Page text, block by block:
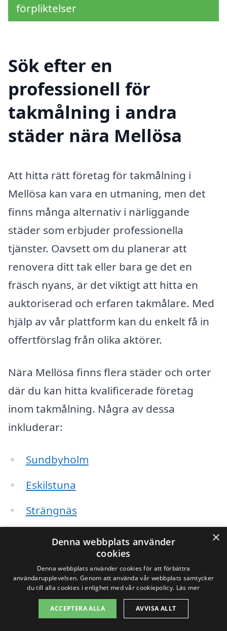
förpliktelser
Sök efter en
professionell för
takmålning i andra
städer nära Mellösa
Att hitta rätt företag för takmålning i
Mellösa kan vara en utmaning, men det
finns många alternativ i närliggande
städer som erbjuder professionella
tjänster. Oavsett om du planerar att
renovera ditt tak eller bara ge det en
fräsch nyans, är det viktigt att hitta en
auktoriserad och erfaren takmålare. Med
hjälp av vår plattform kan du enkelt få in
offertförslag från olika aktörer.
Nära Mellösa finns flera städer och orter
där du kan hitta kvalificerade företag
inom takmålning. Några av dessa
inkluderar:
Sundbyholm
Eskilstuna
Strängnäs
Torshälla
Kungsör
Köping
×
Denna webbplats använder
cookies
Denna webbplats använder cookies för att förbättra
användarupplevelsen. Genom att använda vår webbplats samtycker
du till alla cookies i enlighet med vår cookiepolicy. Läs mer
ACCEPTERA ALLA AVVISA ALLT